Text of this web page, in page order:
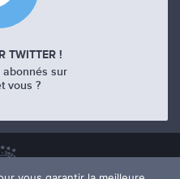
TWITTER !
sur
vous ?